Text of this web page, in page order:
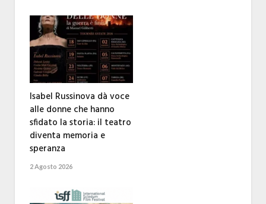
Isabel Russinova dà voce
alle donne che hanno
sfidato la storia: il teatro
diventa memoria e
speranza
2 Agosto 2026